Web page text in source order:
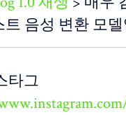
트 음성 변환 모
타그